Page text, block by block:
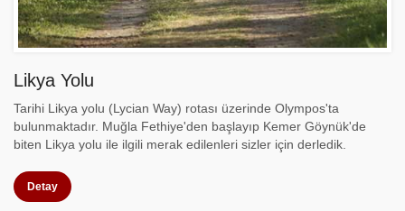
Likya Yolu
Tarihi Likya yolu (Lycian Way) rotası üzerinde Olympos'ta
bulunmaktadır. Muğla Fethiye'den başlayıp Kemer Göynük'de
biten Likya yolu ile ilgili merak edilenleri sizler için derledik.
Detay